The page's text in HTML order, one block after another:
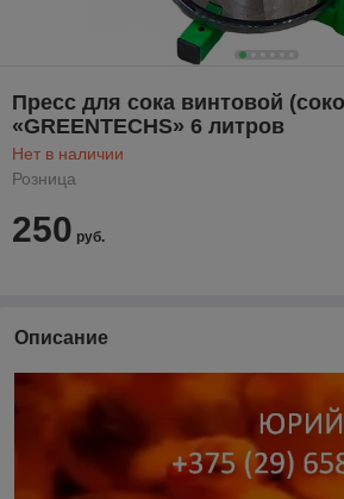
Пресс для сока винтовой
«GREENTECHS» 6 литров
Нет в наличии
Розница
250 руб.
Описание